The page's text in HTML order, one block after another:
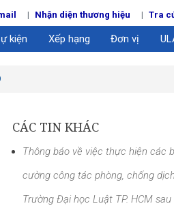
Nhận diện thương hiệu Tra
kiện Xếp hạng Đơn vị
CÁC TIN KHÁC
Thông báo về việc thực hiện các
cường công tác phòng, chống
Trường Đại học Luật TP. HCM